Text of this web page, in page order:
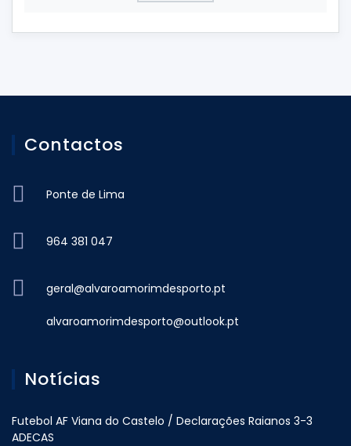
Contactos
Ponte de Lima
964 381 047
geral@alvaroamorimdesporto.pt
alvaroamorimdesporto@outlook.pt
Notícias
Futebol AF Viana do Castelo / Declarações Raianos 3-3
ADECAS